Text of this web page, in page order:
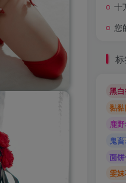
十
您
黑
黏
鹿
鬼
面
雯